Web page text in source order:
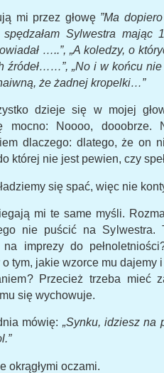
mi przez głowę ”Ma
spędzałam Sylwestra mając
…..”, „A koledzy, o
źródeł……”, „No i w końcu nie
że żadnej kropelki…”
dzieje się w mojej
mocno: Noooo, dooobrze.
dlaczego: dlatego, że on
której nie jest pewien, czy
się spać, więc nie
mi te same myśli.
nie puścić na
na imprezy do
tym, jakie wzorce mu dajemy
Przecież trzeba mieć
się wychowuje.
mówię: „Synku, idziesz na
okrągłymi oczami.